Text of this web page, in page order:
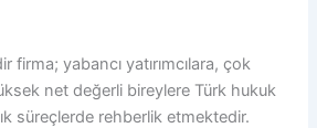
firma; yabancı yatırımcılara, çok
net değerli bireylere Türk hukuk
süreçlerde rehberlik etmektedir.